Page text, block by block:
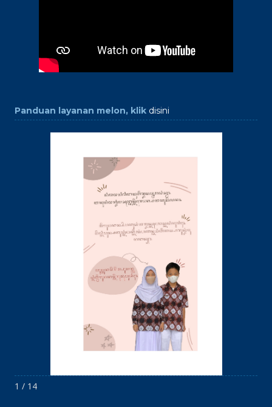
Panduan layanan melon, klik disini
1 / 14